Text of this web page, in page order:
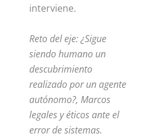
interviene.
Reto del eje: ¿Sigue
siendo humano un
descubrimiento
realizado por un agente
autónomo?, Marcos
legales y éticos ante el
error de sistemas.